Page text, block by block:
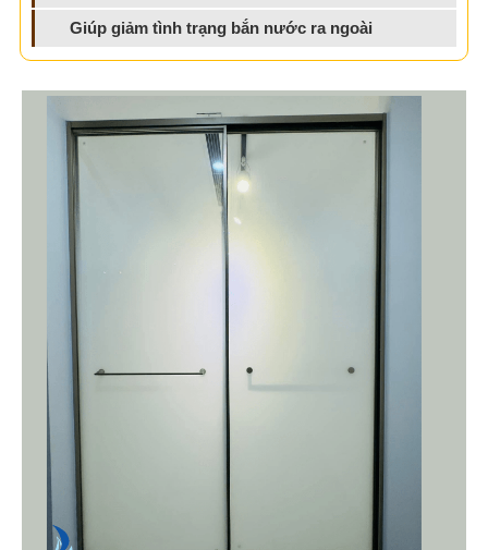
Giúp giảm tình trạng bắn nước ra ngoài